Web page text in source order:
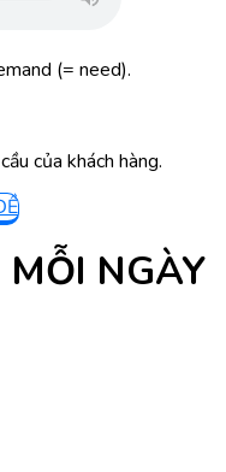
(= need).
của khách hàng.
NGÀY